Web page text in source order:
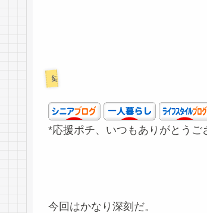
結婚失敗
*応援ポチ、いつもありがとうご
今回はかなり深刻だ。